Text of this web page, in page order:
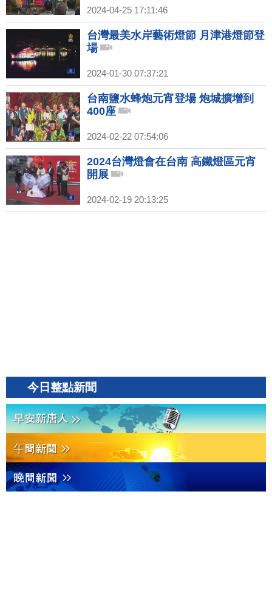
2024-04-25 17:11:46
台灣最美水岸藝術燈節 月津港燈節登
場
2024-01-30 07:37:21
台南鹽水蜂炮元宵登場 炮城擴增到
400座
2024-02-22 07:54:06
2024台灣燈會在台南 高鐵燈區元宵
開展
2024-02-19 20:13:25
今日整點新聞